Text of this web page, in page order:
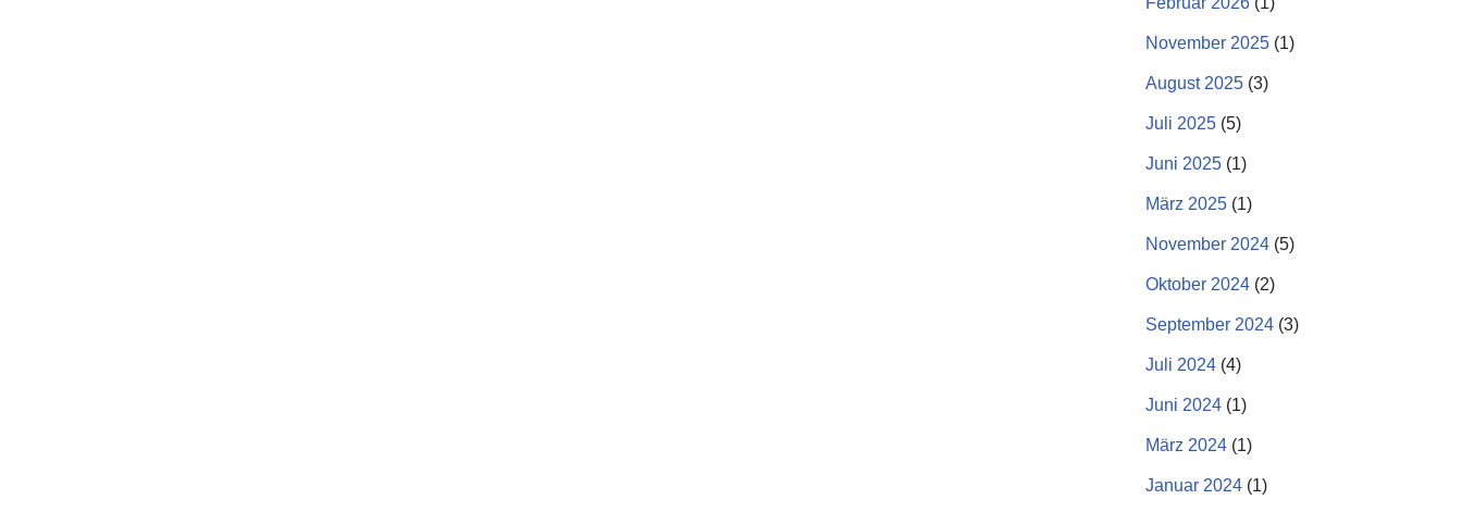
November 2025 (1)
August 2025 (3)
Juli 2025 (5)
Juni 2025 (1)
März 2025 (1)
November 2024 (5)
Oktober 2024 (2)
September 2024 (3)
Juli 2024 (4)
Juni 2024 (1)
März 2024 (1)
Januar 2024 (1)